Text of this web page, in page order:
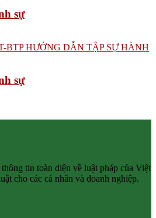
sự
sự
tin toàn diện về luật pháp của Việt
cho các cá nhân và doanh nghiệp.